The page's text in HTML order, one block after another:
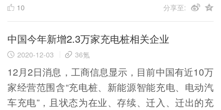
10 分享至:
中国今年新增2.3万家充电桩相关企业
2020-12-03 36氪
12月2日消息，工商信息显示，目前中国有近10万
家经营范围含“充电桩、新能源智能充电、电动汽
车充电”，且状态为在业、存续、迁入、迁出的充